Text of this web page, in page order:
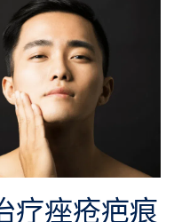
疗痤疮疤痕